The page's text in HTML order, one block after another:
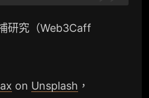
k
研究（Web3Caff
on Unsplash ，